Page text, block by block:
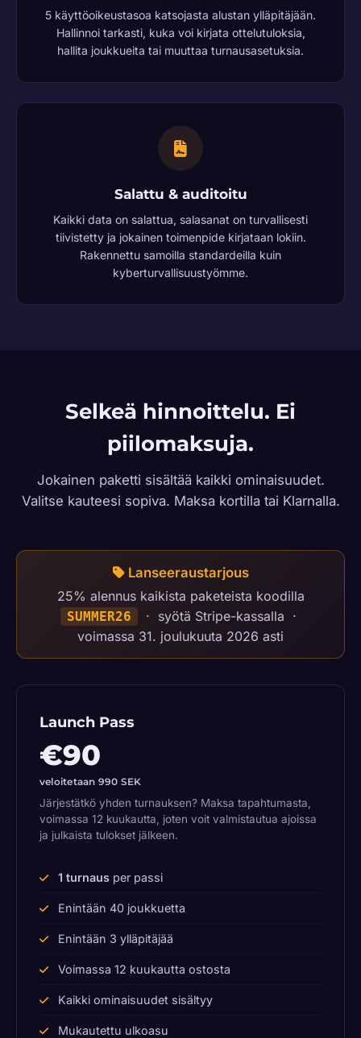
5 käyttöoikeustasoa katsojasta alustan ylläpitäjään.
Hallinnoi tarkasti, kuka voi kirjata ottelutuloksia,
hallita joukkueita tai muuttaa turnausasetuksia.
Salattu & auditoitu
Kaikki data on salattua, salasanat on turvallisesti
tiivistetty ja jokainen toimenpide kirjataan lokiin.
Rakennettu samoilla standardeilla kuin
kyberturvallisuustyömme.
Selkeä hinnoittelu. Ei
piilomaksuja.
Jokainen paketti sisältää kaikki ominaisuudet.
Valitse kauteesi sopiva. Maksa kortilla tai Klarnalla.
Lanseeraustarjous
25% alennus kaikista paketeista koodilla
SUMMER26
· syötä Stripe-kassalla ·
voimassa 31. joulukuuta 2026 asti
Launch Pass
€90
veloitetaan 990 SEK
Järjestätkö yhden turnauksen? Maksa tapahtumasta,
voimassa 12 kuukautta, joten voit valmistautua ajoissa
ja julkaista tulokset jälkeen.
1 turnaus per passi
Enintään 40 joukkuetta
Enintään 3 ylläpitäjää
Voimassa 12 kuukautta ostosta
Kaikki ominaisuudet sisältyy
Mukautettu ulkoasu